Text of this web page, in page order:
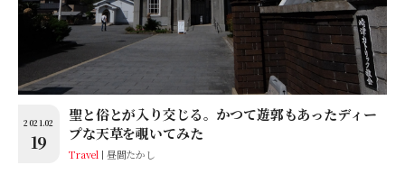
2021.02
19
聖と俗とが入り交じる。かつて遊郭もあったディー
プな天草を覗いてみた
Travel 昼間たかし